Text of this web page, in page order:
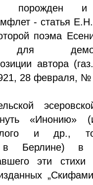
порожден и
- статья
поэма
для
автора
28 февраля, №
«Инонию»
и др.,
в Берлине) в
эти